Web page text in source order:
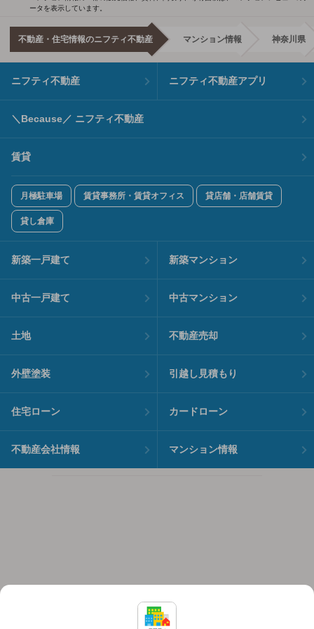
ータを表示しています。
不動産・住宅情報のニフティ不動産 マンション情報 神奈川県
ニフティ不動産 ニフティ不動産アプリ
＼Because／ ニフティ不動産
賃貸
月極駐車場 賃貸事務所・賃貸オフィス 貸店舗・店舗賃貸
貸し倉庫
新築一戸建て 新築マンション
中古一戸建て 中古マンション
土地 不動産売却
外壁塗装 引越し見積もり
住宅ローン カードローン
不動産会社情報 マンション情報